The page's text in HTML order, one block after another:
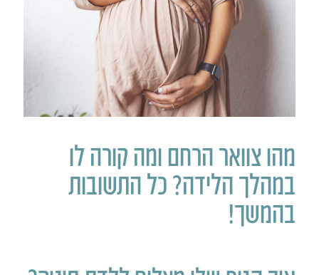
מהו צוואר הרחם ומה קורה לו
במהלך הלידה? כל התשובות
בהמשך!